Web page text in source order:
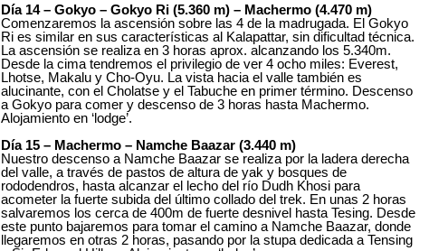
Día 14 – Gokyo – Gokyo Ri (5.360 m) – Machermo (4.470 m)
Comenzaremos la ascensión sobre las 4 de la madrugada. El Gokyo
Ri es similar en sus características al Kalapattar, sin dificultad técnica.
La ascensión se realiza en 3 horas aprox. alcanzando los 5.340m.
Desde la cima tendremos el privilegio de ver 4 ocho miles: Everest,
Lhotse, Makalu y Cho-Oyu. La vista hacia el valle también es
alucinante, con el Cholatse y el Tabuche en primer término. Descenso
a Gokyo para comer y descenso de 3 horas hasta Machermo.
Alojamiento en ‘lodge’.
Día 15 – Machermo – Namche Baazar (3.440 m)
Nuestro descenso a Namche Baazar se realiza por la ladera derecha
del valle, a través de pastos de altura de yak y bosques de
rododendros, hasta alcanzar el lecho del río Dudh Khosi para
acometer la fuerte subida del último collado del trek. En unas 2 horas
salvaremos los cerca de 400m de fuerte desnivel hasta Tesing. Desde
este punto bajaremos para tomar el camino a Namche Baazar, donde
llegaremos en otras 2 horas, pasando por la stupa dedicada a Tensing